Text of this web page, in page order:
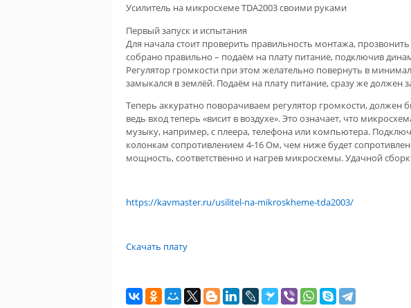
Усилитель на микросхеме TDA2003 своими руками
Первый запуск и испытания
Для начала стоит проверить правильность монтажа,
собрано правильно – подаём на плату питание, подключив
Регулятор громкости при этом желательно повернуть в
замыкался в землёй. Подаём на плату питание, сразу же должен
Теперь аккуратно поворачиваем регулятор громкости,
ведь вход теперь «висит в воздухе». Это означает, что
музыку, например, с плеера, телефона или компьютера.
колонкам сопротивлением 4-16 Ом, чем ниже будет
мощность, соответственно и нагрев микросхемы. Удачной
https://kavmaster.ru/usilitel-na-mikroskheme-tda2003/
Скачать плату